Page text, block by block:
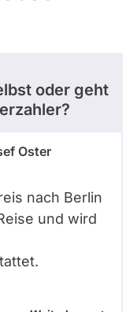
oder geht
Oster
nach Berlin
und wird